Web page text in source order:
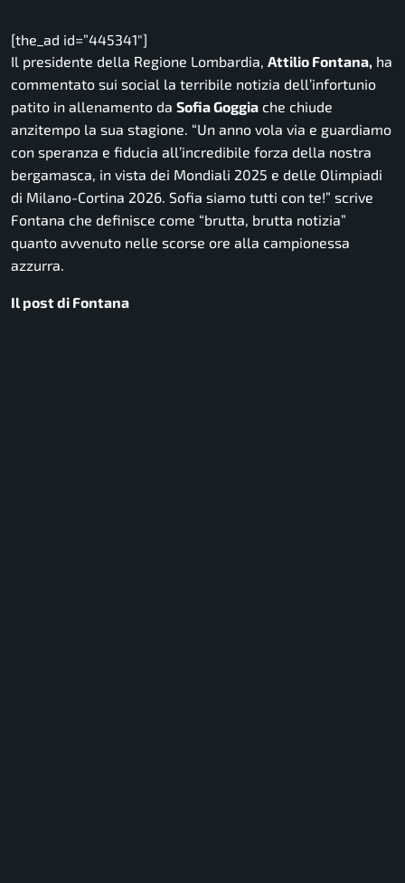
[the_ad id=”445341″]
Il presidente della Regione Lombardia, Attilio Fontana, ha
commentato sui social la terribile notizia dell’infortunio
patito in allenamento da Sofia Goggia che chiude
anzitempo la sua stagione. “Un anno vola via e guardiamo
con speranza e fiducia all’incredibile forza della nostra
bergamasca, in vista dei Mondiali 2025 e delle Olimpiadi
di Milano-Cortina 2026. Sofia siamo tutti con te!” scrive
Fontana che definisce come “brutta, brutta notizia”
quanto avvenuto nelle scorse ore alla campionessa
azzurra.
Il post di Fontana